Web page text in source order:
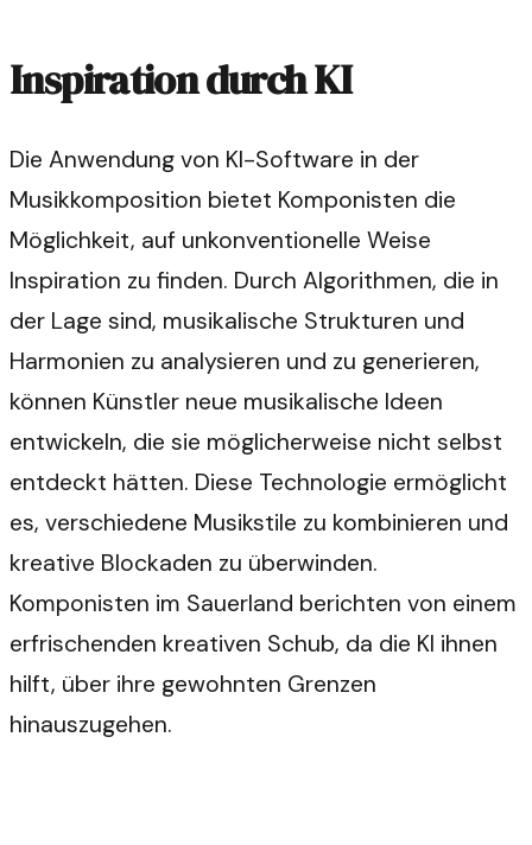
Inspiration durch KI
Die Anwendung von KI-Software in der
Musikkomposition bietet Komponisten die
Möglichkeit, auf unkonventionelle Weise
Inspiration zu finden. Durch Algorithmen, die in
der Lage sind, musikalische Strukturen und
Harmonien zu analysieren und zu generieren,
können Künstler neue musikalische Ideen
entwickeln, die sie möglicherweise nicht selbst
entdeckt hätten. Diese Technologie ermöglicht
es, verschiedene Musikstile zu kombinieren und
kreative Blockaden zu überwinden.
Komponisten im Sauerland berichten von einem
erfrischenden kreativen Schub, da die KI ihnen
hilft, über ihre gewohnten Grenzen
hinauszugehen.